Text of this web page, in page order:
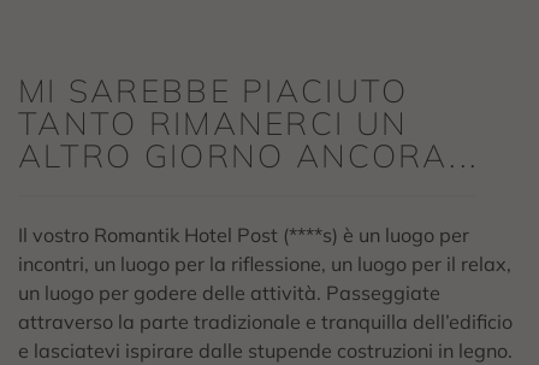
MI SAREBBE PIACIUTO
TANTO RIMANERCI UN
ALTRO GIORNO ANCORA...
Il vostro Romantik Hotel Post (****s) è un luogo per
incontri, un luogo per la riflessione, un luogo per il relax,
un luogo per godere delle attività. Passeggiate
attraverso la parte tradizionale e tranquilla dell’edificio
e lasciatevi ispirare dalle stupende costruzioni in legno.